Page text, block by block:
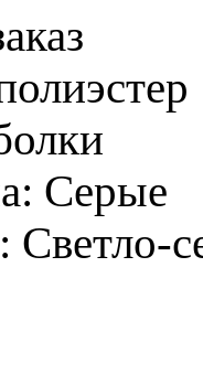
: Серые
: Светло-